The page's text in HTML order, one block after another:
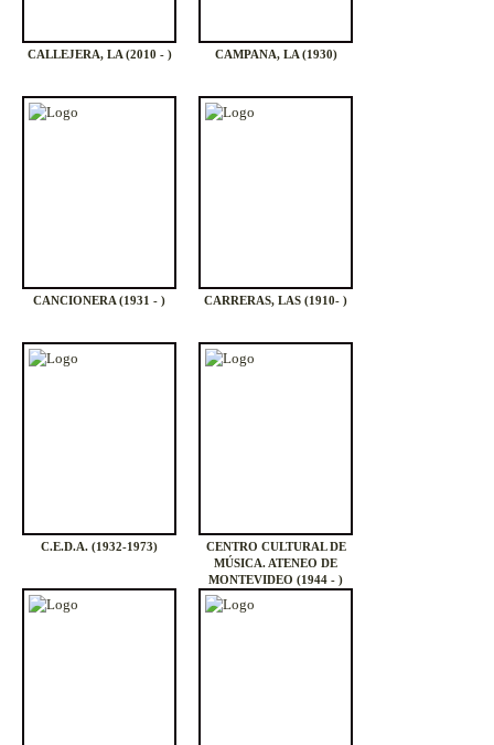
CALLEJERA, LA (2010 - ) CAMPANA, LA (1930)
CANCIONERA (1931 - ) CARRERAS, LAS (1910- )
C.E.D.A. (1932-1973)
CENTRO CULTURAL DE
MÚSICA. ATENEO DE
MONTEVIDEO (1944 - )